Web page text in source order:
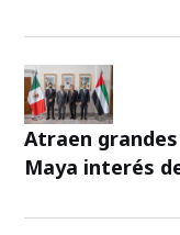
Atraen
Maya interés